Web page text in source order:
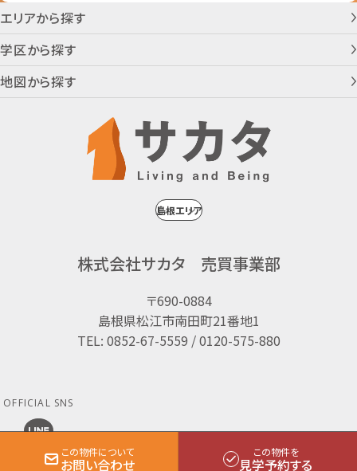
この物件について
お問い合わせ
この物件を
見学予約する
エリアから探す
学区から探す
地図から探す
株式会社サカタ 売買事業部
〒690-0884
島根県松江市南田町21番地1
TEL: 0852-67-5559 / 0120-575-880
OFFICIAL SNS